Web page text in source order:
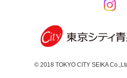
© 2018 TOKYO CITY SEIKA